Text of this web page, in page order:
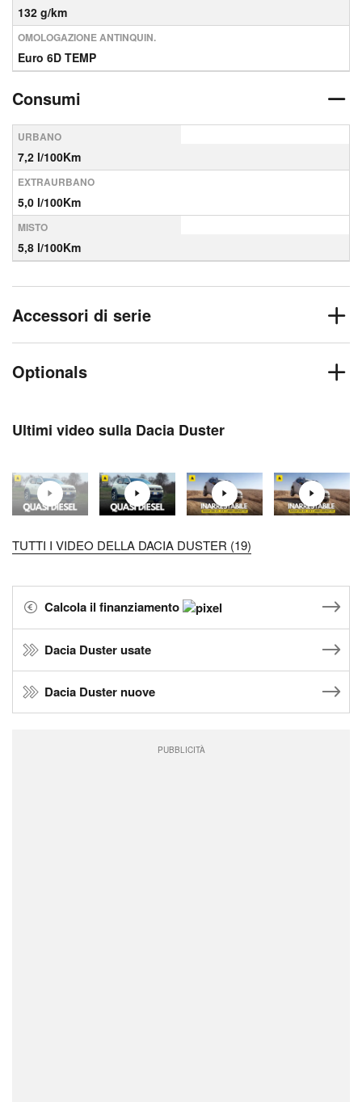
132 g/km
OMOLOGAZIONE ANTINQUIN.
Euro 6D TEMP
Consumi
URBANO
7,2 l/100Km
EXTRAURBANO
5,0 l/100Km
MISTO
5,8 l/100Km
Accessori di serie
Optionals
Ultimi video sulla Dacia Duster
TUTTI I VIDEO DELLA DACIA DUSTER (19)
Calcola il finanziamento
Dacia Duster usate
Dacia Duster nuove
PUBBLICITÀ